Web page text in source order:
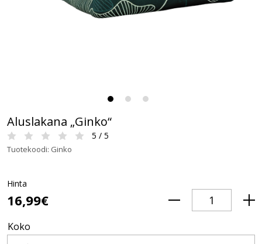
Aluslakana „Ginko“
5 / 5
Tuotekoodi: Ginko
Hinta
16,99€
Koko